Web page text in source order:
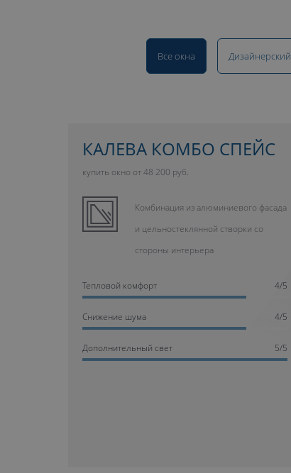
Все окна Дизайнерский
КАЛЕВА КОМБО СПЕЙС
купить окно от 48 200 руб.
Комбинация из алюминиевого фасада
и цельностеклянной створки со
стороны интерьера
Тепловой комфорт 4/5
Cнижение шума 4/5
Дополнительный свет 5/5